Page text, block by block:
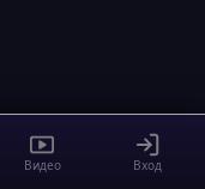
Видео Вход